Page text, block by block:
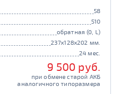
58
510
обратная (0, L)
237x128x202 мм.
24 мес.
9 500 руб.
при обмене старой АКБ
аналогичного типоразмера